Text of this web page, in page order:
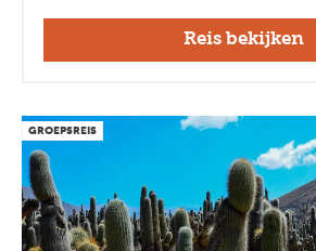
Reis bekijken
GROEPSREIS